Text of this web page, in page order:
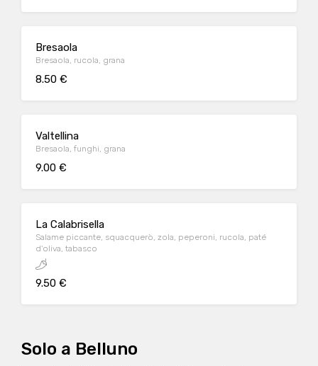
Bresaola
Bresaola, rucola, grana
8.50 €
Valtellina
Bresaola, funghi, grana
9.00 €
La Calabrisella
Salame piccante, squacquerò, zola, peperoni, rucola, paté
d'oliva, tabasco
9.50 €
Solo a Belluno